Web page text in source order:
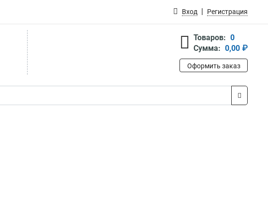
Вход Регистрация
Товаров: 0
Сумма: 0,00 ₽
Оформить заказ